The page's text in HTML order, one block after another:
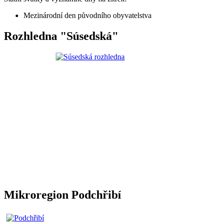
Mezinárodní den původního obyvatelstva
Rozhledna "Súsedská"
Mikroregion Podchřibí